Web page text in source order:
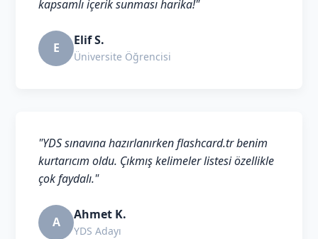
kapsamlı içerik sunması harika!"
E Elif S.
Üniversite Öğrencisi
"YDS sınavına hazırlanırken flashcard.tr benim
kurtarıcım oldu. Çıkmış kelimeler listesi özellikle
çok faydalı."
A Ahmet K.
YDS Adayı